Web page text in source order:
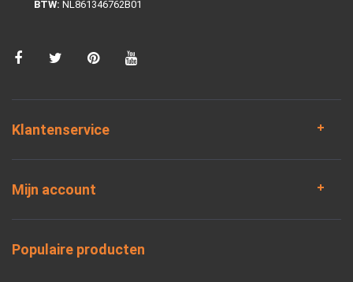
BTW: NL861346762B01
Klantenservice
Mijn account
Populaire producten